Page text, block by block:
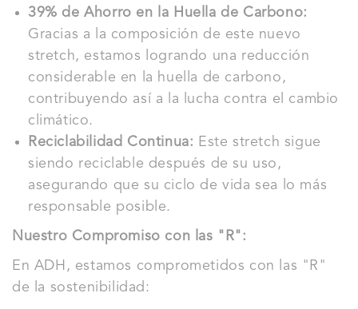
39% de Ahorro en la Huella de Carbono:
Gracias a la composición de este nuevo
stretch, estamos logrando una reducción
considerable en la huella de carbono,
contribuyendo así a la lucha contra el cambio
climático.
Reciclabilidad Continua: Este stretch sigue
siendo reciclable después de su uso,
asegurando que su ciclo de vida sea lo más
responsable posible.
Nuestro Compromiso con las "R":
En ADH, estamos comprometidos con las "R"
de la sostenibilidad: